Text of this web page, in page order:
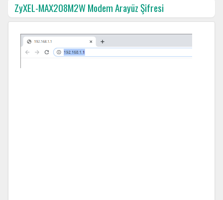
ZyXEL-MAX208M2W Modem Arayüz Şifresi